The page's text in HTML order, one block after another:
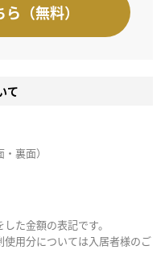
（無料）
て
裏面）
た金額の表記です。
用分については入居者様のご